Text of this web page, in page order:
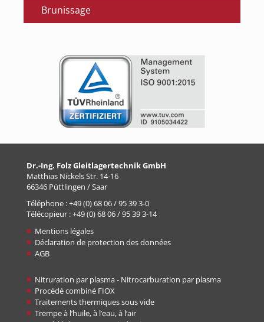
Brunissage
Dr.-Ing. Folz Gleitlagertechnik GmbH
Matthias Nickels Str. 14-16
66346 Püttlingen / Saar
Téléphone : +49 (0) 68 06 / 95 39 3-0
Télécopieur : +49 (0) 68 06 / 95 39 3-14
Mentions légales
Déclaration de protection des données
AGB
Nitruration par plasma - Nitrocarburation par plasma
Procédé combiné FIOX
Traitements thermiques sous vide
Trempe à l’huile, à l’eau, à l’air